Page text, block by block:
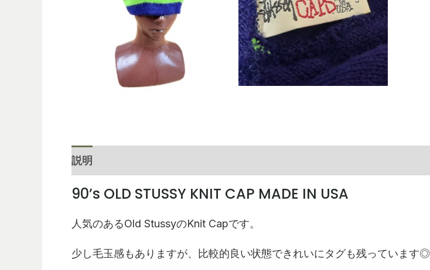
説明
90’s OLD STUSSY KNIT CAP MADE IN USA
人気のあるOld StussyのKnit Capです。
少し毛玉感もありますが、比較的良い状態できれいにタグも残っています◎